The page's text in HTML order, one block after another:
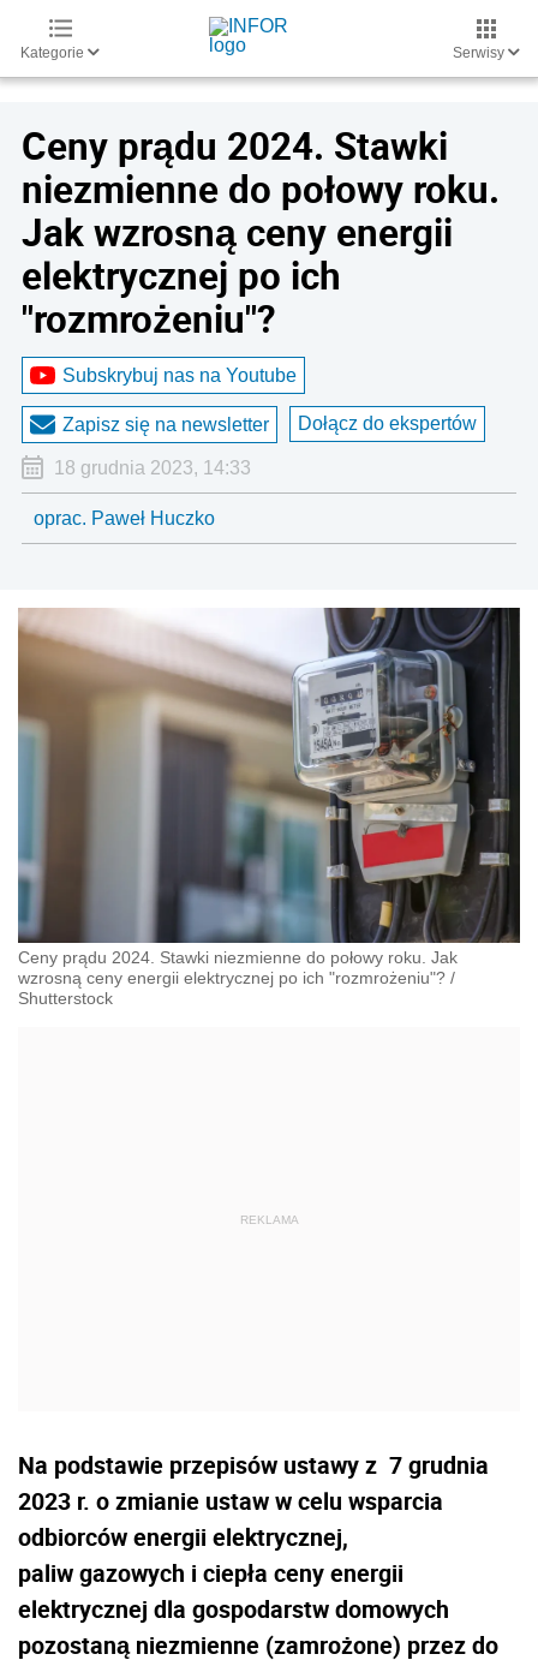
Kategorie Serwisy
Ceny prądu 2024. Stawki
niezmienne do połowy roku.
Jak wzrosną ceny energii
elektrycznej po ich
"rozmrożeniu"?
Subskrybuj nas na Youtube
Zapisz się na newsletter Dołącz do ekspertów
18 grudnia 2023, 14:33
oprac. Paweł Huczko
Ceny prądu 2024. Stawki niezmienne do połowy roku. Jak
wzrosną ceny energii elektrycznej po ich "rozmrożeniu"? /
Shutterstock
Na podstawie przepisów ustawy z 7 grudnia
2023 r. o zmianie ustaw w celu wsparcia
odbiorców energii elektrycznej,
paliw gazowych i ciepła ceny energii
elektrycznej dla gospodarstw domowych
pozostaną niezmienne (zamrożone) przez do